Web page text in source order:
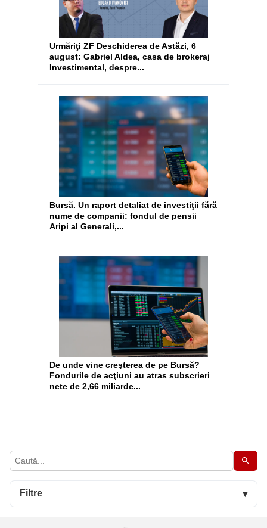
Filtre ▾
Urmăriţi ZF Deschiderea de Astăzi, 6
august: Gabriel Aldea, casa de brokeraj
Investimental, despre...
Bursă. Un raport detaliat de investiţii fără
nume de companii: fondul de pensii
Aripi al Generali,...
De unde vine creşterea de pe Bursă?
Fondurile de acţiuni au atras subscrieri
nete de 2,66 miliarde...